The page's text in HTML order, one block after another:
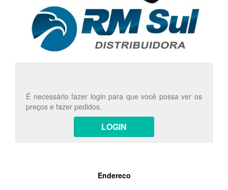
É necessário fazer login para que você possa ver os
preços e fazer pedidos.
LOGIN
Endereco